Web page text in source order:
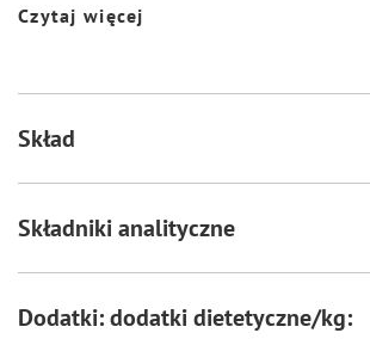
1%, popiół surowy 4%, wilgotność 30%
Czytaj więcej
Skład
Składniki analityczne
Dodatki: dodatki dietetyczne/kg: